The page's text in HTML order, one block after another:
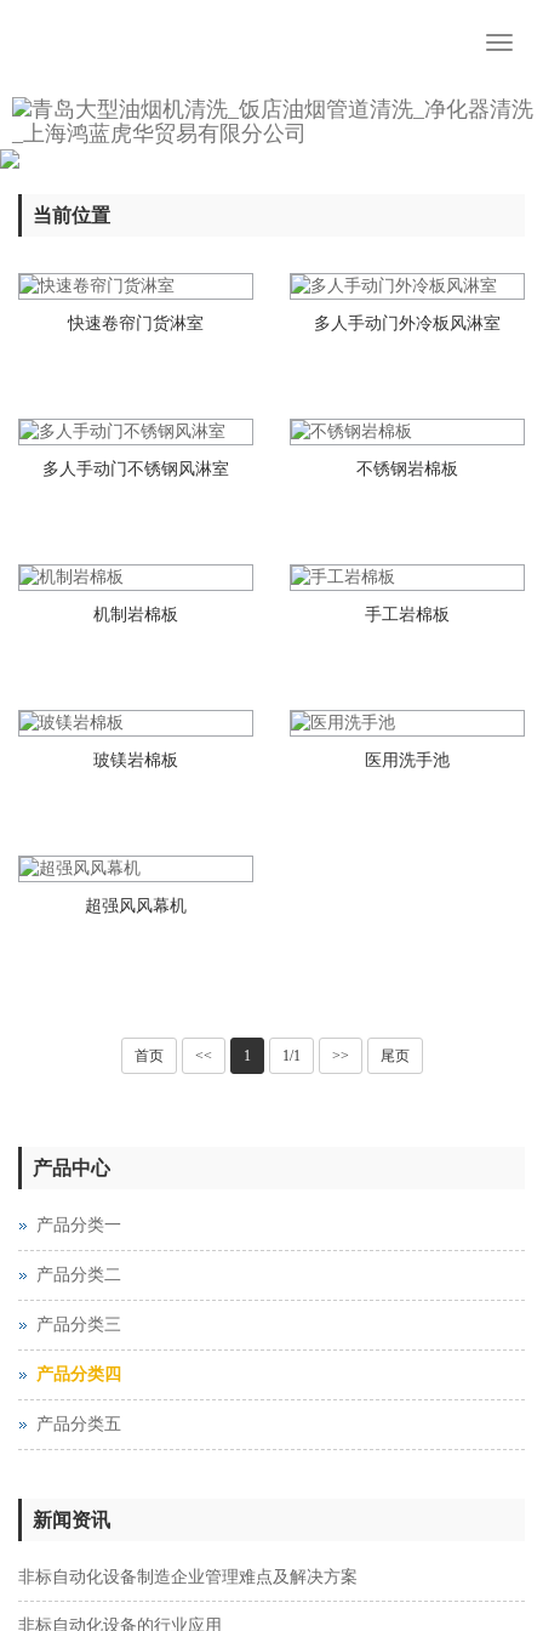
当前位置
快速卷帘门货淋室 多人手动门外冷板风淋室
多人手动门不锈钢风淋室 不锈钢岩棉板
机制岩棉板 手工岩棉板
玻镁岩棉板 医用洗手池
超强风风幕机
首页 << 1 1/1 >> 尾页
产品中心
产品分类一
产品分类二
产品分类三
产品分类四
产品分类五
新闻资讯
非标自动化设备制造企业管理难点及解决方案
非标自动化设备的行业应用